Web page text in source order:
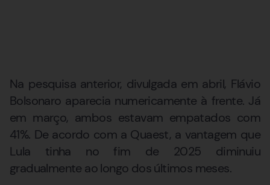
Na pesquisa anterior, divulgada em abril, Flávio
Bolsonaro aparecia numericamente à frente. Já
em março, ambos estavam empatados com
41%. De acordo com a Quaest, a vantagem que
Lula tinha no fim de 2025 diminuiu
gradualmente ao longo dos últimos meses.